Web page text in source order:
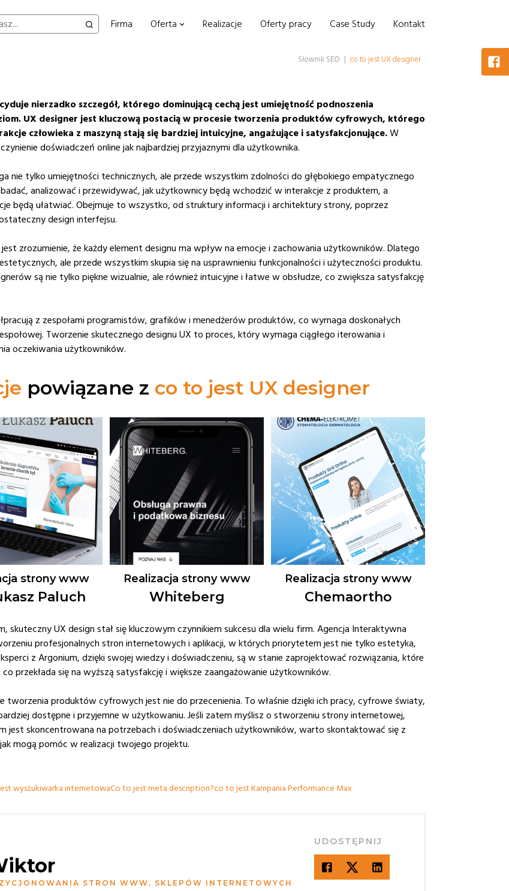
Firma Oferta Realizacje Oferty pracy Case Study Kontakt
Słownik SEO | co to jest UX designer
nierzadko szczegół, którego dominującą cechą jest umiejętność podnoszenia
UX designer jest kluczową postacią w procesie tworzenia produktów cyfrowych, którego
człowieka z maszyną stają się bardziej intuicyjne, angażujące i satysfakcjonujące.W
doświadczeń online jak najbardziej przyjaznymi dla użytkownika.
nie tylko umiejętności technicznych, ale przede wszystkim zdolności do głębokiego empatycznego
analizować i przewidywać, jak użytkownicy będą wchodzić w interakcje z produktem, a
będą ułatwiać. Obejmuje to wszystko, od struktury informacji i architektury strony, poprzez
design interfejsu.
zrozumienie, że każdy element designu ma wpływ na emocje i zachowania użytkowników. Dlatego
ale przede wszystkim skupia się na usprawnieniu funkcjonalności i użyteczności produktu.
są nie tylko piękne wizualnie, ale również intuicyjne i łatwe w obsłudze, co zwiększa satysfakcję
z zespołami programistów, grafików i menedżerów produktów, co wymaga doskonałych
Tworzenie skutecznego designu UX to proces, który wymaga ciągłego iterowania i
oczekiwania użytkowników.
powiązane z co to jest UX designer
strony www
Paluch
Realizacja strony www
Whiteberg
Realizacja strony www
Chemaortho
skuteczny UX design stał się kluczowym czynnikiem sukcesu dla wielu firm. Agencja Interaktywna
profesjonalnych stron internetowych i aplikacji, w których priorytetem jest nie tylko estetyka,
z Argonium, dzięki swojej wiedzy i doświadczeniu, są w stanie zaprojektować rozwiązania, które
przekłada się na wyższą satysfakcję i większe zaangażowanie użytkowników.
tworzenia produktów cyfrowych jest nie do przecenienia. To właśnie dzięki ich pracy, cyfrowe światy,
dostępne i przyjemne w użytkowaniu. Jeśli zatem myślisz o stworzeniu strony internetowej,
jest skoncentrowana na potrzebach i doświadczeniach użytkowników, warto skontaktować się z
mogą pomóc w realizacji twojego projektu.
wyszukiwarka internetowaCo to jest meta description?co to jest Kampania Performance Max
STRON WWW, SKLEPÓW INTERNETOWYCH
UDOSTĘPNIJ